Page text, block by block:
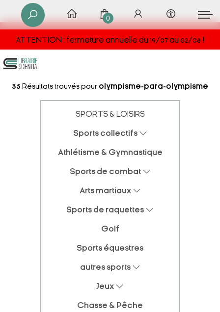
ATTENTION : fermeture annuelle du 19/07 au 02/08 !
0
35 Résultats trouvés pour olympisme-para-olympisme
SPORTS & LOISIRS
Sports collectifs
Athlétisme & Gymnastique
Sports de combat
Arts martiaux
Sports de raquettes
Golf
Sports équestres
autres sports
Jeux
Chasse & Pêche